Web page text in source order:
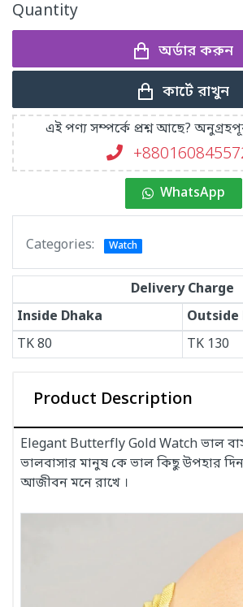
Quantity
অর্ডার করুন
কার্টে রাখুন
এই পণ্য সম্পর্কে প্রশ্ন আছে?
WhatsApp
Categories: Watch
Delivery Charge
Inside Dhaka
Outside
TK80 TK 130
Product Description
Elegant Butterfly Gold Watch ভাল
ভালবাসার মানুষ কে ভাল কিছু উপহার
আজীবন মনে রাখে ।